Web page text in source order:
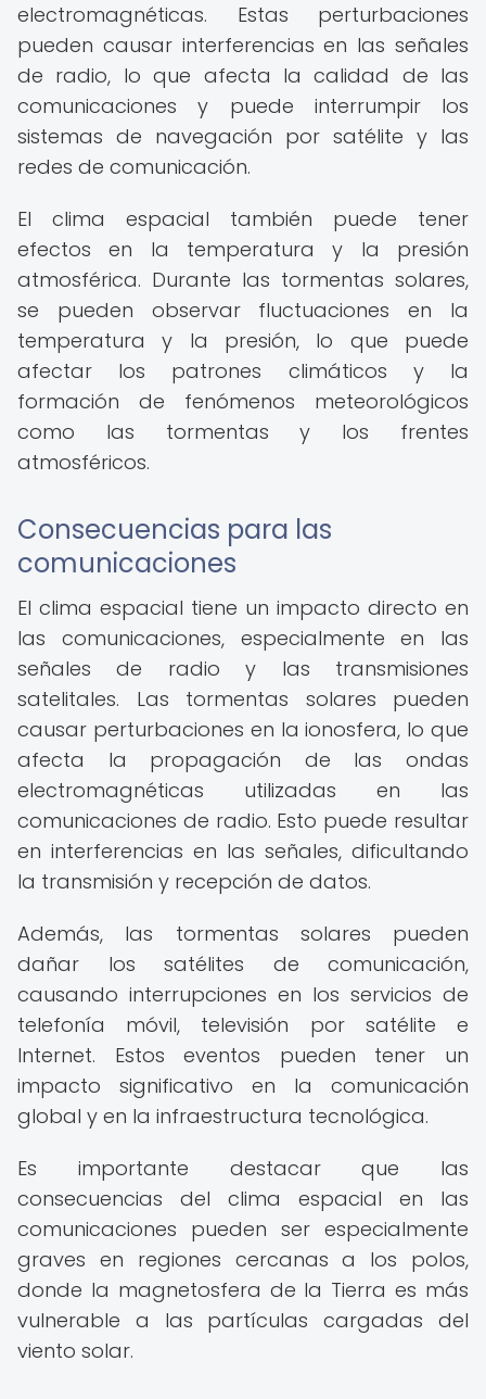
electromagnéticas. Estas perturbaciones
pueden causar interferencias en las señales
de radio, lo que afecta la calidad de las
comunicaciones y puede interrumpir los
sistemas de navegación por satélite y las
redes de comunicación.
El clima espacial también puede tener
efectos en la temperatura y la presión
atmosférica. Durante las tormentas solares,
se pueden observar fluctuaciones en la
temperatura y la presión, lo que puede
afectar los patrones climáticos y la
formación de fenómenos meteorológicos
como las tormentas y los frentes
atmosféricos.
Consecuencias para las
comunicaciones
El clima espacial tiene un impacto directo en
las comunicaciones, especialmente en las
señales de radio y las transmisiones
satelitales. Las tormentas solares pueden
causar perturbaciones en la ionosfera, lo que
afecta la propagación de las ondas
electromagnéticas utilizadas en las
comunicaciones de radio. Esto puede resultar
en interferencias en las señales, dificultando
la transmisión y recepción de datos.
Además, las tormentas solares pueden
dañar los satélites de comunicación,
causando interrupciones en los servicios de
telefonía móvil, televisión por satélite e
Internet. Estos eventos pueden tener un
impacto significativo en la comunicación
global y en la infraestructura tecnológica.
Es importante destacar que las
consecuencias del clima espacial en las
comunicaciones pueden ser especialmente
graves en regiones cercanas a los polos,
donde la magnetosfera de la Tierra es más
vulnerable a las partículas cargadas del
viento solar.